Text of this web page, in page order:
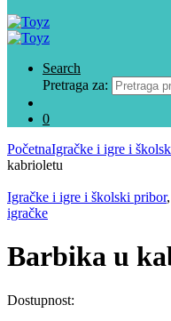
Search
Pretraga za:
0
PočetnaIgračke i igre i
kabrioletu
Igračke i igre i školski pribor,
igračke
Barbika u
Dostupnost: